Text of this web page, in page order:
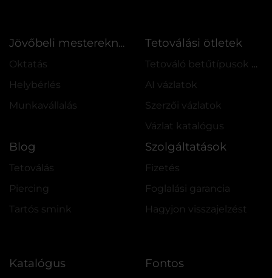
Jövőbeli mestereknek
Oktatás
Helybérlés
Munkavállalás
Tetoválási ötletek
Tetováló betűtípusok online
AI vázlatok
Szerzői vázlatok
Vázlat katalógus
Blog
Tetoválás
Piercing
Tartós smink
Szolgáltatások
Fizetés
Foglalási garancia
Hagyjon visszajelzést
Katalógus Fontos